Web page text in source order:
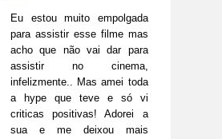
Eu estou muito empolgada
para assistir esse filme mas
acho que não vai dar para
assistir no cinema,
infelizmente.. Mas amei toda
a hype que teve e só vi
criticas positivas! Adorei a
sua e me deixou mais